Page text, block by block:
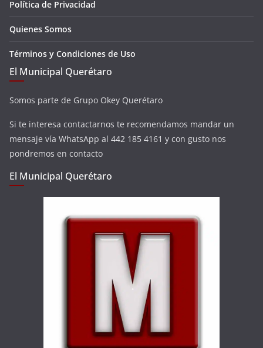
Política de Privacidad
Quienes Somos
Términos y Condiciones de Uso
El Municipal Querétaro
Somos parte de Grupo Okey Querétaro
Si te interesa contactarnos te recomendamos mandar un
mensaje vía WhatsApp al 442 185 4161 y con gusto nos
pondremos en contacto
El Municipal Querétaro